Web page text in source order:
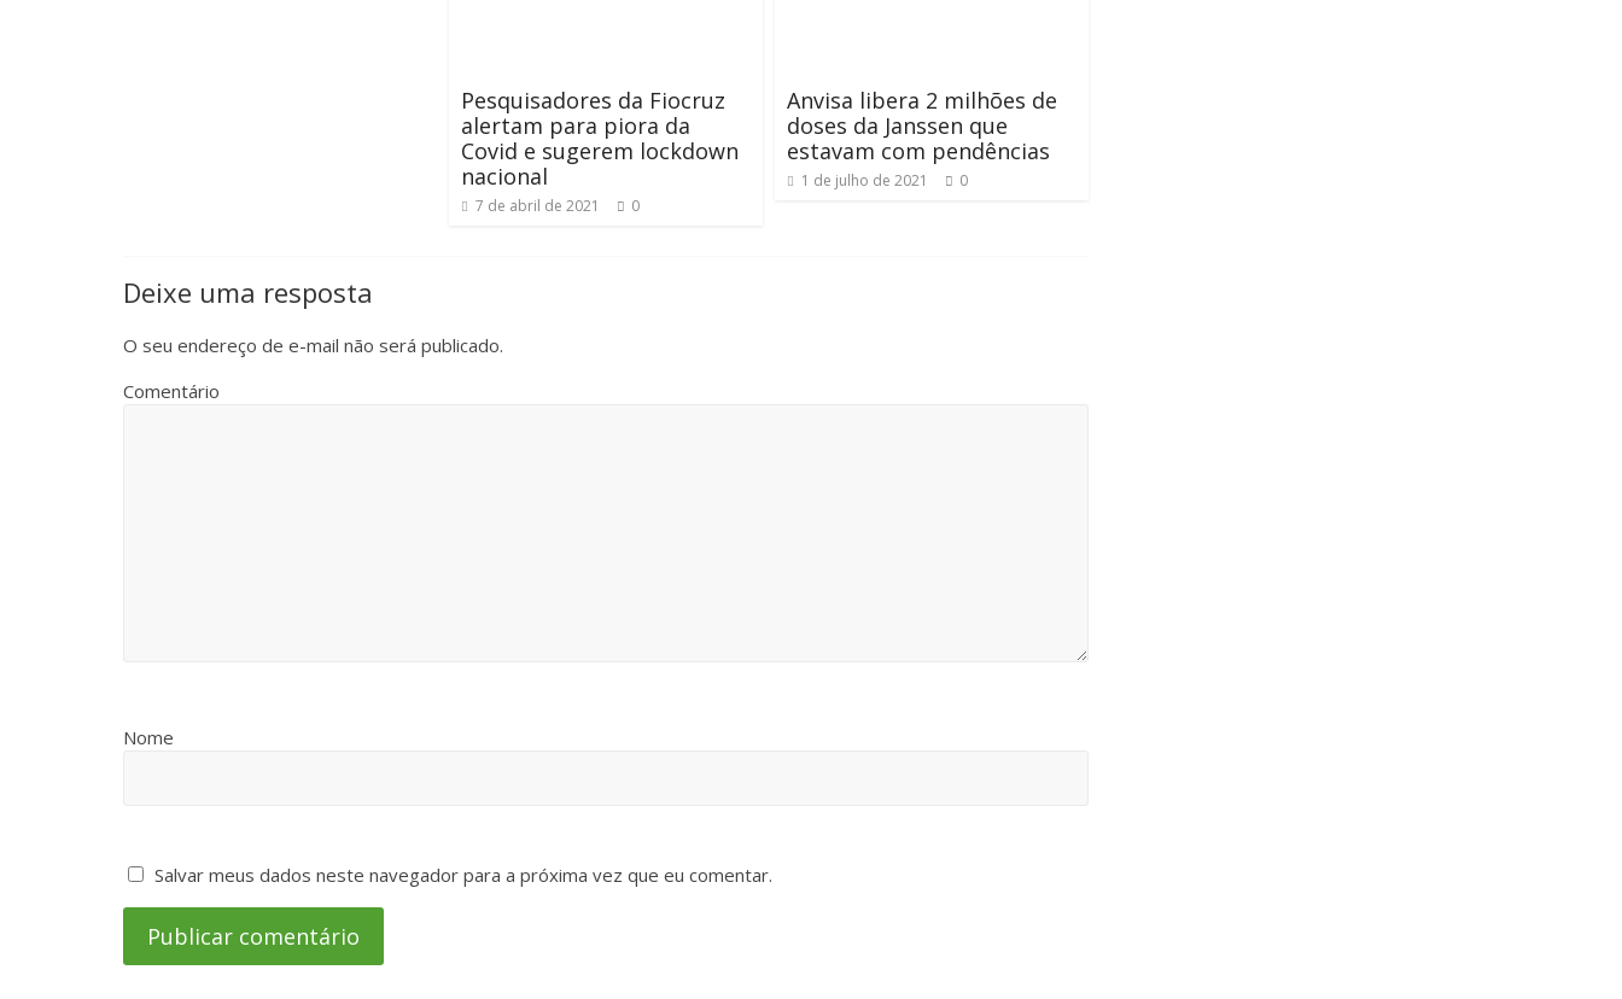
Pesquisadores da Fiocruz
alertam para piora da
Covid e sugerem lockdown
nacional
7 de abril de 2021 0
Anvisa libera 2 milhões de
doses da Janssen que
estavam com pendências
1 de julho de 2021 0
Deixe uma resposta
O seu endereço de e-mail não será publicado.
Comentário
Nome
Salvar meus dados neste navegador para a próxima vez que eu comentar.